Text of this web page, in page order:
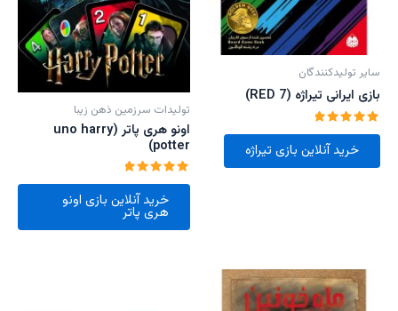
سایر تولیدکنندگان
بازی ایرانی تیراژه (RED 7)
امتیاز
5.00خرید آنلاین بازی تیراژه
تولیدات سرزمین ذهن زیبا
اونو هری پاتر (uno harry
potter)
امتیاز
5.00خرید آنلاین بازی اونو
هری پاتر